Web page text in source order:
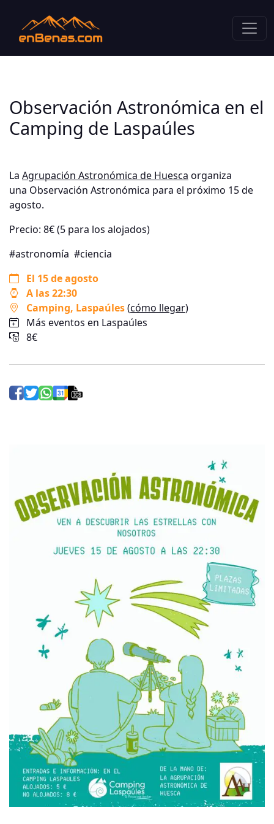
Observación Astronómica en el
Camping de Laspaúles
La Agrupación Astronómica de Huesca organiza
una Observación Astronómica para el próximo 15 de
agosto.
Precio: 8€ (5 para los alojados)
#astronomía #ciencia
El 15 de agosto
A las 22:30
Camping, Laspaúles(cómo llegar)
Más eventos en Laspaúles
8€